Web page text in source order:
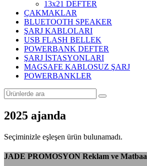
13x21 DEFTER
ÇAKMAKLAR
BLUETOOTH SPEAKER
ŞARJ KABLOLARI
USB FLASH BELLEK
POWERBANK DEFTER
ŞARJ İSTASYONLARI
MAGSAFE KABLOSUZ ŞARJ
POWERBANKLER
2025 ajanda
Seçiminizle eşleşen ürün bulunamadı.
JADE PROMOSYON Reklam ve Matbaa